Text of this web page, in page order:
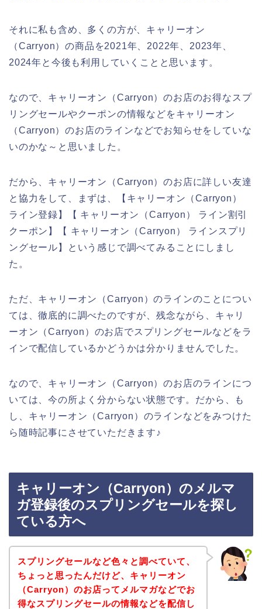
それに私も含め、多くの方が、キャリーオン
（Carryon）の商品を2021年、2022年、2023年、
2024年と今後も利用していくことと思います。
なので、キャリーオン（Carryon）のお店のお得なスプ
リングセールやクーポンの情報などをキャリーオン
（Carryon）のお店のラインなどでお知らせをしていな
いのかな～と思いました。
だから、キャリーオン（Carryon）のお店に詳しい友達
と協力をして、まずは、【キャリーオン（Carryon）
ライン登録】【 キャリーオン（Carryon） ライン割引
クーポン】【 キャリーオン（Carryon） ラインスプリ
ングセール】という感じで調べてみることにしまし
た。
ただ、キャリーオン（Carryon）のラインのことについ
ては、徹底的に調べたのですが、残念ながら、キャリ
ーオン（Carryon）のお店でスプリングセールなどをラ
インで配信しているかどうかは分かりませんでした。
なので、キャリーオン（Carryon）のお店のラインにつ
いては、今の所よく分からない状態です。だから、も
し、キャリーオン（Carryon）のラインなどをみつけた
ら随時記事にさせていただきます♪
キャリーオン（Carryon）のメルマ
ガ登録後のスプリングセールを探し
ている方へ
スプリングセールなど色々と調べていて、
ちょっと思ったんだけど、キャリーオン
（Carryon）のお店ってメルマガなどでお
得なスプリングセールの情報などを配信し